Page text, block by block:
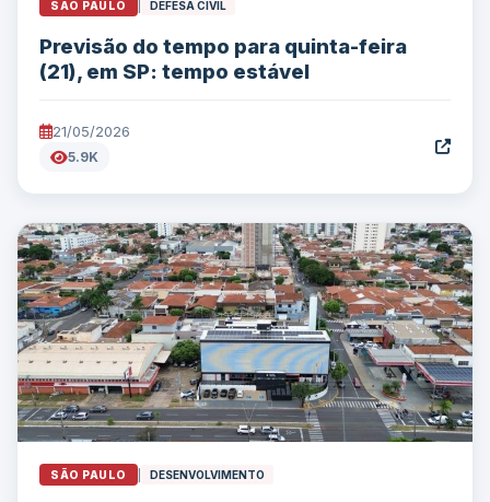
SÃO PAULO DEFESA CIVIL
Previsão do tempo para quinta-feira
(21), em SP: tempo estável
21/05/2026
5.9K
SÃO PAULO DESENVOLVIMENTO